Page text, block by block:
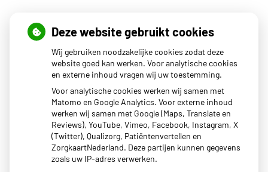
Openingstijden
08.00 - 17.00
08.00 - 17.00
Woensdag 08.00 - 17.00
Donderdag08.00 - 17.00
08.00 - 17.00
Het uitgiftepunt Beekbergen (voor uw medicijnen) van
BENU apotheek Dokzuid is geopend van 14:00-17:00.
Deze website gebruikt cookies
Wij gebruiken noodzakelijke cookies zodat deze
website goed kan werken. Voor analytische cookies
en externe inhoud vragen wij uw toestemming.
Voor analytische cookies werken wij samen met
Matomo en Google Analytics. Voor externe inhoud
werken wij samen met Google (Maps, Translate en
Reviews), YouTube, Vimeo, Facebook, Instagram, X
(Twitter), Qualizorg, Patiëntenvertellen en
ZorgkaartNederland. Deze partijen kunnen gegevens
zoals uw IP-adres verwerken.